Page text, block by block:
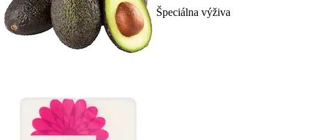
Špeciálna výživa